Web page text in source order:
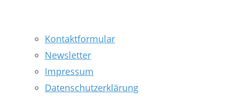
Kontaktformular
Newsletter
Impressum
Datenschutzerklärung